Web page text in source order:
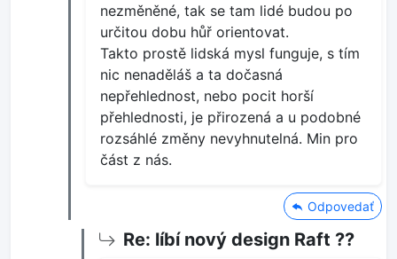
nezměněné, tak se tam lidé budou po
určitou dobu hůř orientovat.
Takto prostě lidská mysl funguje, s tím
nic nenaděláš a ta dočasná
nepřehlednost, nebo pocit horší
přehlednosti, je přirozená a u podobné
rozsáhlé změny nevyhnutelná. Min pro
část z nás.
Odpovedať
Re: líbí nový design Raft ??